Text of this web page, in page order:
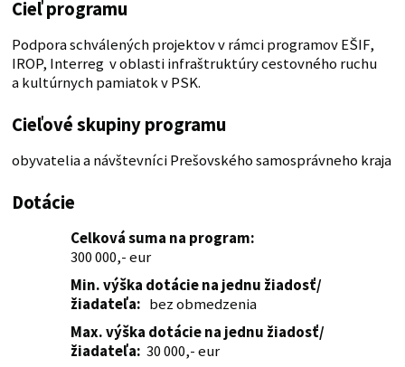
Cieľ programu
Podpora schválených projektov v rámci programov EŠIF,
IROP, Interreg v oblasti infraštruktúry cestovného ruchu
a kultúrnych pamiatok v PSK.
Cieľové skupiny programu
obyvatelia a návštevníci Prešovského samosprávneho kraja
Dotácie
Celková suma na program:
300 000,- eur
Min. výška dotácie na jednu žiadosť/
žiadateľa: bez obmedzenia
Max. výška dotácie na jednu žiadosť/
žiadateľa: 30 000,- eur